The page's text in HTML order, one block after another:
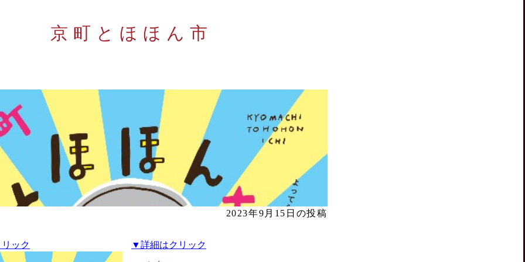
京町とほほん市
2023年9月15日の投稿
ック ▼詳細はクリック